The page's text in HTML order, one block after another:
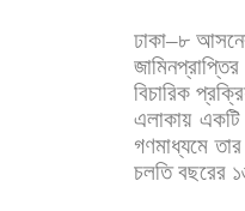
ঢাকা–৮
জামিনপ্রাপ্তির
বিচারিক
এলাকায় একটি
গণমাধ্যমে তার
চলতি বছরের